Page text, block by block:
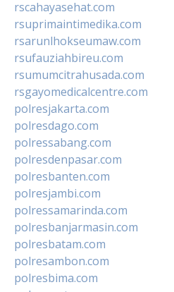
rscahayasehat.com
rsuprimaintimedika.com
rsarunlhokseumaw.com
rsufauziahbireu.com
rsumumcitrahusada.com
rsgayomedicalcentre.com
polresjakarta.com
polresdago.com
polressabang.com
polresdenpasar.com
polresbanten.com
polresjambi.com
polressamarinda.com
polresbanjarmasin.com
polresbatam.com
polresambon.com
polresbima.com